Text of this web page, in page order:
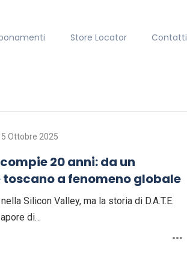
Store Locator Contatti
Ottobre 2025
compie 20 anni: da un
a fenomeno globale
Silicon Valley, ma la storia di D.A.T.E.
di…